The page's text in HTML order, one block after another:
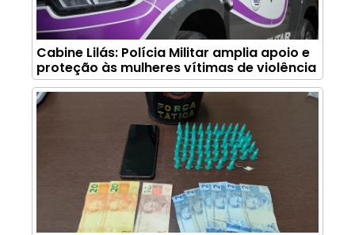
Cabine Lilás: Polícia Militar amplia apoio e
proteção às mulheres vítimas de violência